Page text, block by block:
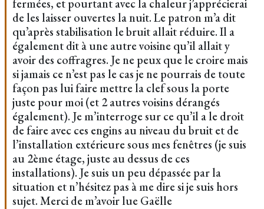
fermées, et pourtant avec la chaleur j’apprécierai
de les laisser ouvertes la nuit. Le patron m’a dit
qu’après stabilisation le bruit allait réduire. Il a
également dit à une autre voisine qu’il allait y
avoir des coffragres. Je ne peux que le croire mais
si jamais ce n’est pas le cas je ne pourrais de toute
façon pas lui faire mettre la clef sous la porte
juste pour moi (et 2 autres voisins dérangés
également). Je m’interroge sur ce qu’il a le droit
de faire avec ces engins au niveau du bruit et de
l’installation extérieure sous mes fenêtres (je suis
au 2ème étage, juste au dessus de ces
installations). Je suis un peu dépassée par la
situation et n’hésitez pas à me dire si je suis hors
sujet. Merci de m’avoir lue Gaëlle